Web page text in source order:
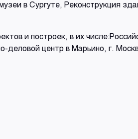
в Сургуте, Реконструкция
и построек, в их
деловой центр в Марьино, г.